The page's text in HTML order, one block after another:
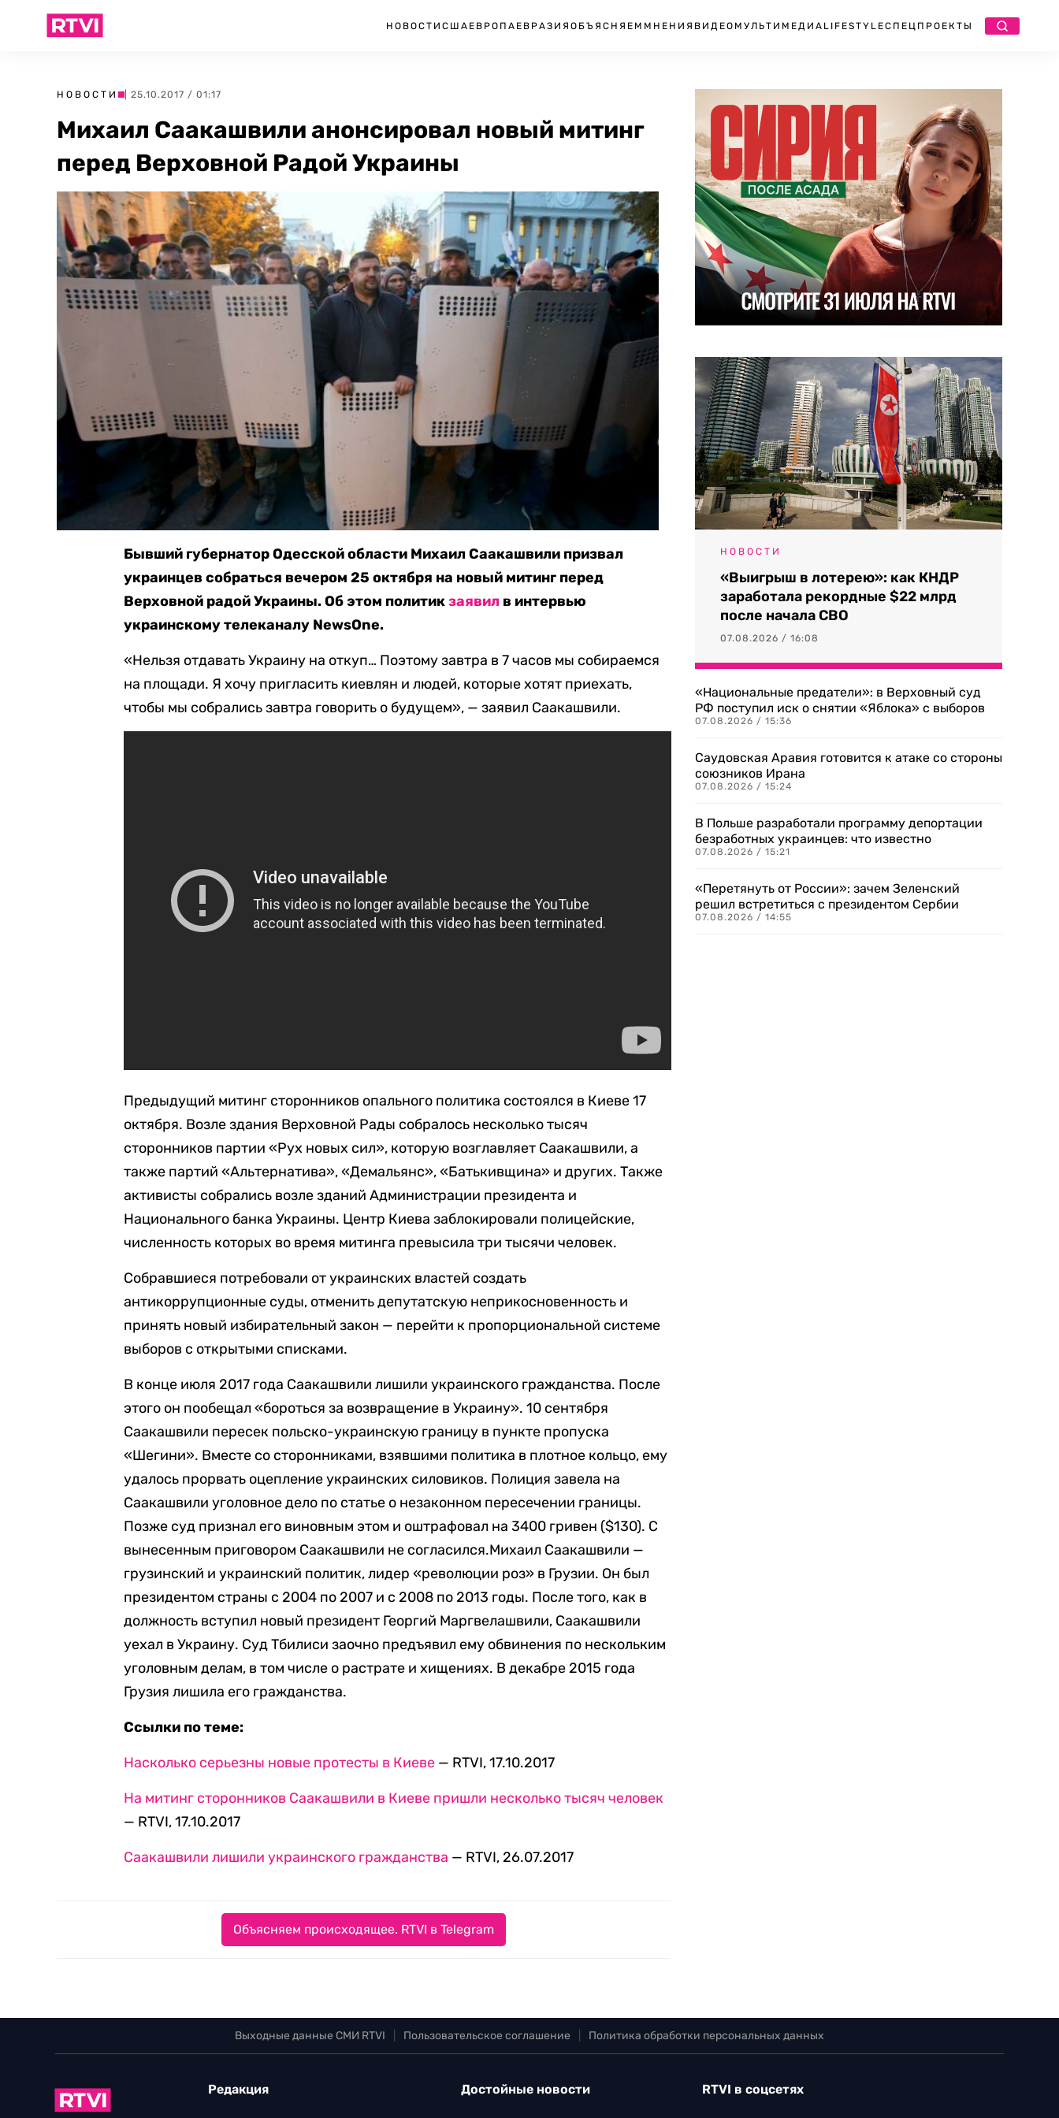
НОВОСТИ США ЕВРОПА ЕВРАЗИЯ ОБЪЯСНЯЕМ МНЕНИЯ ВИДЕО МУЛЬТИМЕДИА LIFESTYLEСПЕЦПРОЕКТЫ
НОВОСТИ | 25.10.2017 / 01:17
Михаил Саакашвили анонсировал новый митинг
перед Верховной Радой Украины
Бывший губернатор Одесской области Михаил Саакашвили призвал
украинцев собраться вечером 25 октября на новый митинг перед
Верховной радой Украины. Об этом политикзаявил в интервью
украинскому телеканалу NewsOne.
«Нельзя отдавать Украину на откуп… Поэтому завтра в 7 часов мы собираемся
на площади. Я хочу пригласить киевлян и людей, которые хотят приехать,
чтобы мы собрались завтра говорить о будущем», — заявил Саакашвили.
Предыдущий митинг сторонников опального политика состоялся в Киеве 17
октября. Возле здания Верховной Рады собралось несколько тысяч
сторонников партии «Рух новых сил», которую возглавляет Саакашвили, а
также партий «Альтернатива», «Демальянс», «Батькивщина» и других. Также
активисты собрались возле зданий Администрации президента и
Национального банка Украины. Центр Киева заблокировали полицейские,
численность которых во время митинга превысила три тысячи человек.
Собравшиеся потребовали от украинских властей создать
антикоррупционные суды, отменить депутатскую неприкосновенность и
принять новый избирательный закон — перейти к пропорциональной системе
выборов с открытыми списками.
В конце июля 2017 года Саакашвили лишили украинского гражданства. После
этого он пообещал «бороться за возвращение в Украину». 10 сентября
Саакашвили пересек польско-украинскую границу в пункте пропуска
«Шегини». Вместе со сторонниками, взявшими политика в плотное кольцо, ему
удалось прорвать оцепление украинских силовиков. Полиция завела на
Саакашвили уголовное дело по статье о незаконном пересечении границы.
Позже суд признал его виновным этом и оштрафовал на 3400 гривен ($130). С
вынесенным приговором Саакашвили не согласился.Михаил Саакашвили —
грузинский и украинский политик, лидер «революции роз» в Грузии. Он был
президентом страны с 2004 по 2007 и с 2008 по 2013 годы. После того, как в
должность вступил новый президент Георгий Маргвелашвили, Саакашвили
уехал в Украину. Суд Тбилиси заочно предъявил ему обвинения по нескольким
уголовным делам, в том числе о растрате и хищениях. В декабре 2015 года
Грузия лишила его гражданства.
Ссылки по теме:
Насколько серьезны новые протесты в Киеве — RTVI, 17.10.2017
На митинг сторонников Саакашвили в Киеве пришли несколько тысяч человек
— RTVI, 17.10.2017
Саакашвили лишили украинского гражданства — RTVI, 26.07.2017
Объясняем происходящее. RTVI в Telegram
НОВОСТИ
«Выигрыш в лотерею»: как КНДР
заработала рекордные $22 млрд
после начала СВО
07.08.2026 / 16:08
«Национальные предатели»: в Верховный суд
РФ поступил иск о снятии «Яблока» с выборов
07.08.2026 / 15:36
Саудовская Аравия готовится к атаке со стороны
союзников Ирана
07.08.2026 / 15:24
В Польше разработали программу депортации
безработных украинцев: что известно
07.08.2026 / 15:21
«Перетянуть от России»: зачем Зеленский
решил встретиться с президентом Сербии
07.08.2026 / 14:55
Выходные данные СМИ RTVI Пользовательское соглашение Политика обработки персональных данных
Редакция Достойные новости RTVI в соцсетях